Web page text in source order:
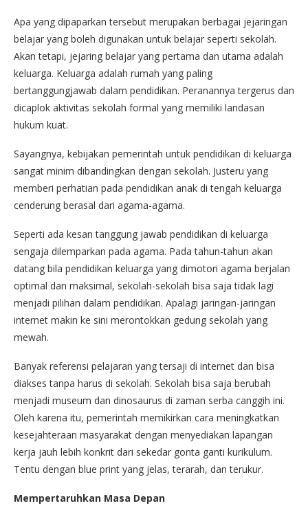
Apa yang dipaparkan tersebut merupakan berbagai jejaringan
belajar yang boleh digunakan untuk belajar seperti sekolah.
Akan tetapi, jejaring belajar yang pertama dan utama adalah
keluarga. Keluarga adalah rumah yang paling
bertanggungjawab dalam pendidikan. Peranannya tergerus dan
dicaplok aktivitas sekolah formal yang memiliki landasan
hukum kuat.
Sayangnya, kebijakan pemerintah untuk pendidikan di keluarga
sangat minim dibandingkan dengan sekolah. Justeru yang
memberi perhatian pada pendidikan anak di tengah keluarga
cenderung berasal dari agama-agama.
Seperti ada kesan tanggung jawab pendidikan di keluarga
sengaja dilemparkan pada agama. Pada tahun-tahun akan
datang bila pendidikan keluarga yang dimotori agama berjalan
optimal dan maksimal, sekolah-sekolah bisa saja tidak lagi
menjadi pilihan dalam pendidikan. Apalagi jaringan-jaringan
internet makin ke sini merontokkan gedung sekolah yang
mewah.
Banyak referensi pelajaran yang tersaji di internet dan bisa
diakses tanpa harus di sekolah. Sekolah bisa saja berubah
menjadi museum dan dinosaurus di zaman serba canggih ini.
Oleh karena itu, pemerintah memikirkan cara meningkatkan
kesejahteraan masyarakat dengan menyediakan lapangan
kerja jauh lebih konkrit dari sekedar gonta ganti kurikulum.
Tentu dengan blue print yang jelas, terarah, dan terukur.
Mempertaruhkan Masa Depan